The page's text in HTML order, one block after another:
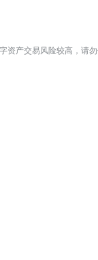
资产交易风险较高，请